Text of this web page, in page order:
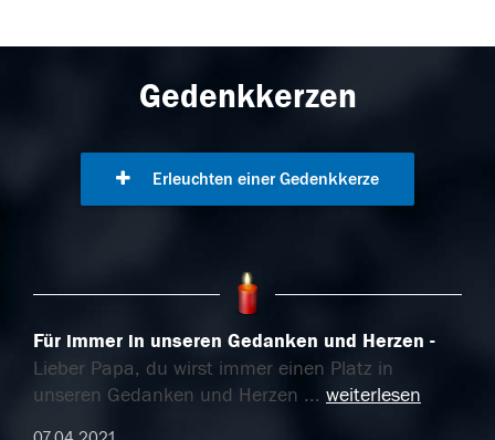
Gedenkkerzen
Erleuchten einer Gedenkkerze
Für immer in unseren Gedanken und Herzen
Lieber Papa, du wirst immer einen Platz in
unseren Gedanken und Herzen ... weiterlesen